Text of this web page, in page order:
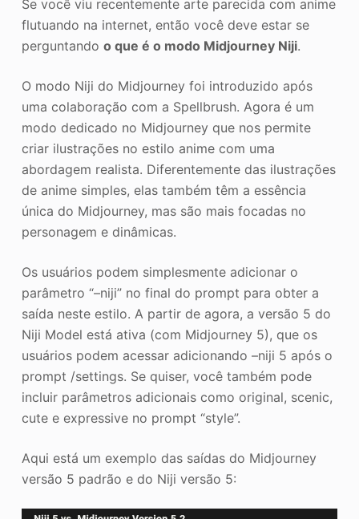
Se você viu recentemente arte parecida com anime
flutuando na internet, então você deve estar se
perguntando o que é o modo Midjourney Niji.
O modo Niji do Midjourney foi introduzido após
uma colaboração com a Spellbrush. Agora é um
modo dedicado no Midjourney que nos permite
criar ilustrações no estilo anime com uma
abordagem realista. Diferentemente das ilustrações
de anime simples, elas também têm a essência
única do Midjourney, mas são mais focadas no
personagem e dinâmicas.
Os usuários podem simplesmente adicionar o
parâmetro “–niji” no final do prompt para obter a
saída neste estilo. A partir de agora, a versão 5 do
Niji Model está ativa (com Midjourney 5), que os
usuários podem acessar adicionando –niji 5 após o
prompt /settings. Se quiser, você também pode
incluir parâmetros adicionais como original, scenic,
cute e expressive no prompt “style”.
Aqui está um exemplo das saídas do Midjourney
versão 5 padrão e do Niji versão 5: